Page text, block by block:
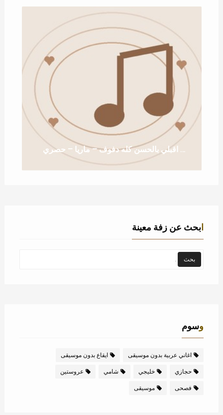
زفة اقبلي بالحسن كله دفوف – ماريا – حصري
ابحث عن زفة معينة
وسوم
اغاني عربية بدون موسيقى ايقاع بدون موسيقى
حجازي خليجي شامي عروستين
فصحى موسيقى